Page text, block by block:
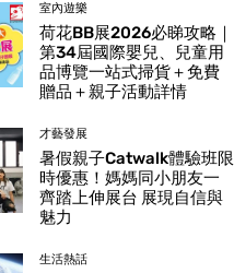
室內遊樂
荷花BB展2026必睇攻略｜
第34屆國際嬰兒、兒童用
品博覽一站式掃貨＋免費
贈品＋親子活動詳情
才藝發展
暑假親子Catwalk體驗班限
時優惠！媽媽同小朋友一
齊踏上伸展台 展現自信與
魅力
生活熱話